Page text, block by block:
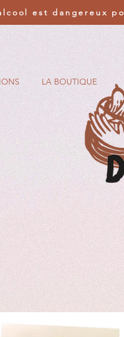
est dangereux
LA BOUTIQUE